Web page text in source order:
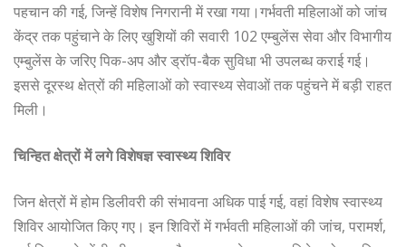
पहचान की गई, जिन्हें विशेष निगरानी में रखा गया।गर्भवती महिलाओं को जांच
केंद्र तक पहुंचाने के लिए खुशियों की सवारी 102 एम्बुलेंस सेवा और विभागीय
एम्बुलेंस के जरिए पिक-अप और ड्रॉप-बैक सुविधा भी उपलब्ध कराई गई।
इससे दूरस्थ क्षेत्रों की महिलाओं को स्वास्थ्य सेवाओं तक पहुंचने में बड़ी राहत
मिली।
चिन्हित क्षेत्रों में लगे विशेषज्ञ स्वास्थ्य शिविर
जिन क्षेत्रों में होम डिलीवरी की संभावना अधिक पाई गई, वहां विशेष स्वास्थ्य
शिविर आयोजित किए गए। इन शिविरों में गर्भवती महिलाओं की जांच, परामर्श,